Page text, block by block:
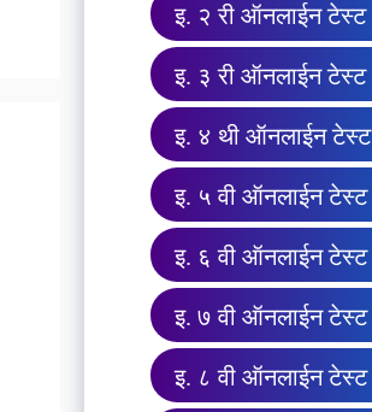
इ. २ री ऑनलाईन टेस्ट
इ. ३ री ऑनलाईन टेस्ट
इ. ४ थी ऑनलाईन टेस्ट
इ. ५ वी ऑनलाईन टेस्ट
इ. ६ वी ऑनलाईन टेस्ट
इ. ७ वी ऑनलाईन टेस्ट
इ. ८ वी ऑनलाईन टेस्ट